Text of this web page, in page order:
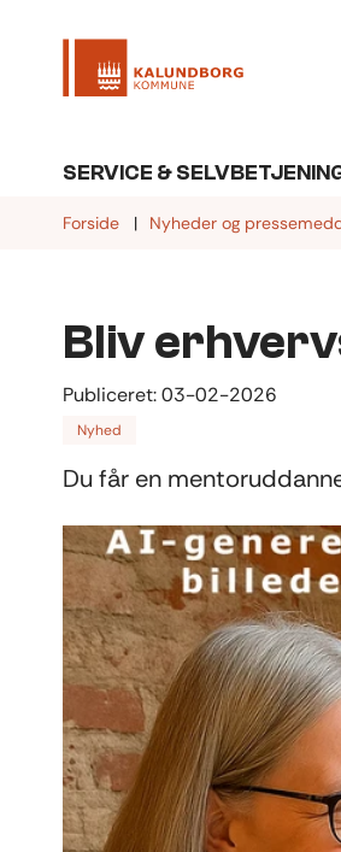
SERVICE &
Forside Nyheder og
Bliv
Publiceret:03-02-2026
Nyhed
Du får en